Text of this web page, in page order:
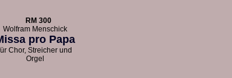
RM 300
Wolfram Menschick
pro Papa
Chor, Streicher und
Orgel